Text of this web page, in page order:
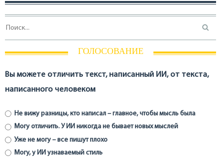
ГОЛОСОВАНИЕ
Вы можете отличить текст, написанный ИИ, от текста,
написанного человеком
Не вижу разницы, кто написал – главное, чтобы мысль была
Могу отличить. У ИИ никогда не бывает новых мыслей
Уже не могу – все пишут плохо
Могу, у ИИ узнаваемый стиль